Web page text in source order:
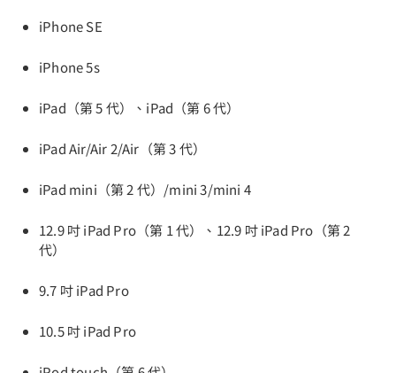
iPhone SE
iPhone 5s
iPad（第 5 代）、iPad（第 6 代）
iPad Air/Air 2/Air（第 3 代）
iPad mini（第 2 代）/mini 3/mini 4
12.9 吋 iPad Pro（第 1 代）、12.9 吋 iPad Pro（第 2
代）
9.7 吋 iPad Pro
10.5 吋 iPad Pro